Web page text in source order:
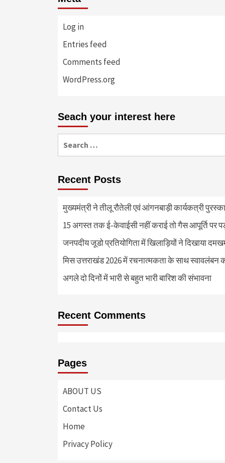
Log in
Entries feed
Comments feed
WordPress.org
Seach your interest here
Recent Posts
मुख्यमंत्री ने तीलू रौतेली एवं आंगनबाड़ी कार्यकत्री
15 अगस्त तक ई-केवाईसी नहीं कराई तो गैस आपूर्ति पर
जनपदीय जूडो प्रतियोगिता में खिलाड़ियों ने दिखाया
मिस उत्तराखंड 2026 में रचनात्मकता के साथ स्वावलंबन
अगले दो दिनों में भारी से बहुत भारी बारिश की संभावना
Recent Comments
Pages
ABOUT US
Contact Us
Home
Privacy Policy